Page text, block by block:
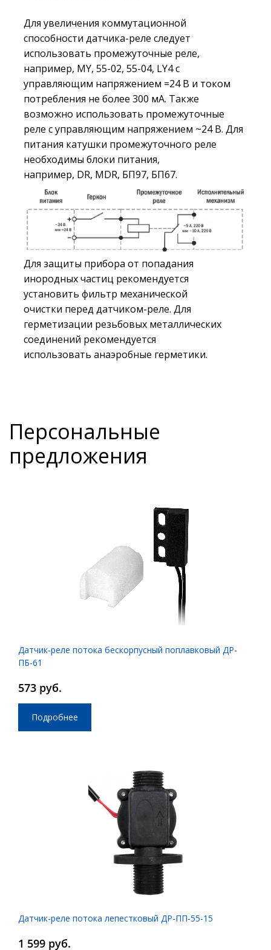
Для увеличения коммутационной
способности датчика-реле следует
использовать промежуточные реле,
например, MY, 55-02, 55-04, LY4 c
управляющим напряжением =24 В и током
потребления не более 300 мА. Также
возможно использовать промежуточные
реле с управляющим напряжением ~24 В. Для
питания катушки промежуточного реле
необходимы блоки питания,
например, DR, MDR, БП97, БП67.
Для защиты прибора от попадания
инородных частиц рекомендуется
установить фильтр механической
очистки перед датчиком-реле. Для
герметизации резьбовых металлических
соединений рекомендуется
использовать анаэробные герметики.
Персональные
предложения
Датчик-реле потока бескорпусный поплавковый ДР-
ПБ-61
573 руб.
Подробнее
Датчик-реле потока лепестковый ДР-ПП-55-15
1 599 руб.